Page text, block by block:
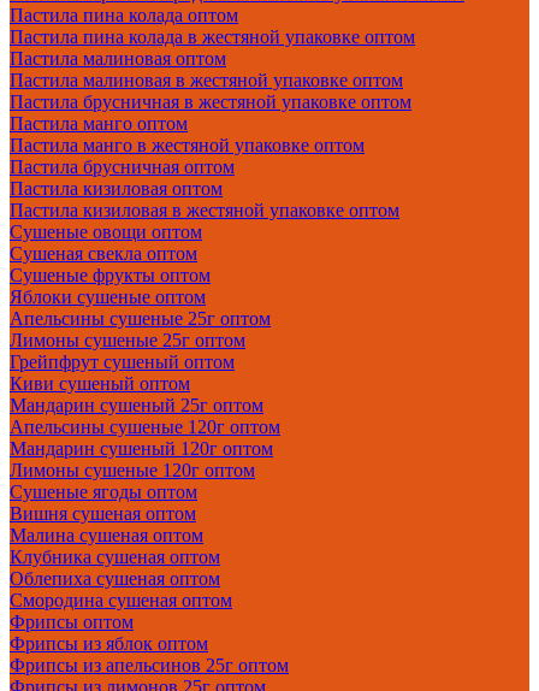
Пастила пина колада оптом
Пастила пина колада в жестяной упаковке оптом
Пастила малиновая оптом
Пастила малиновая в жестяной упаковке оптом
Пастила брусничная в жестяной упаковке оптом
Пастила манго оптом
Пастила манго в жестяной упаковке оптом
Пастила брусничная оптом
Пастила кизиловая оптом
Пастила кизиловая в жестяной упаковке оптом
Сушеные овощи оптом
Сушеная свекла оптом
Сушеные фрукты оптом
Яблоки сушеные оптом
Апельсины сушеные 25г оптом
Лимоны сушеные 25г оптом
Грейпфрут сушеный оптом
Киви сушеный оптом
Мандарин сушеный 25г оптом
Апельсины сушеные 120г оптом
Мандарин сушеный 120г оптом
Лимоны сушеные 120г оптом
Сушеные ягоды оптом
Вишня сушеная оптом
Малина сушеная оптом
Клубника сушеная оптом
Облепиха сушеная оптом
Смородина сушеная оптом
Фрипсы оптом
Фрипсы из яблок оптом
Фрипсы из апельсинов 25г оптом
Фрипсы из лимонов 25г оптом